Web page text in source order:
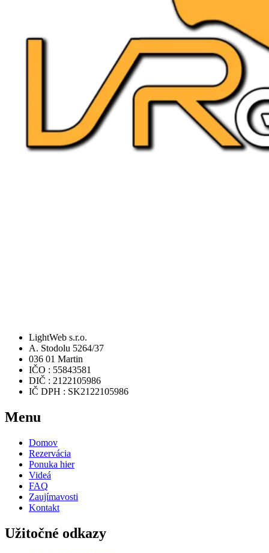
LightWeb s.r.o.
A. Stodolu 5264/37
036 01 Martin
IČO : 55843581
DIČ : 2122105986
IČ DPH : SK2122105986
Menu
Domov
Rezervácia
Ponuka hier
Videá
FAQ
Zaujímavosti
Kontakt
Užitočné odkazy